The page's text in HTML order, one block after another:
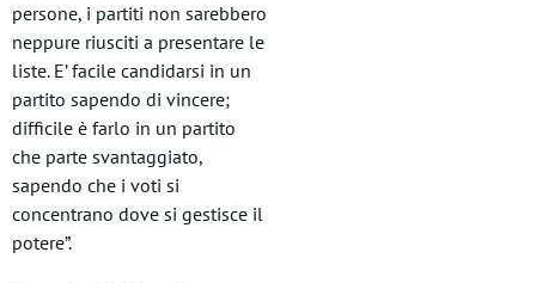
persone, i partiti non sarebbero
neppure riusciti a presentare le
liste. E’ facile candidarsi in un
partito sapendo di vincere;
difficile è farlo in un partito
che parte svantaggiato,
sapendo che i voti si
concentrano dove si gestisce il
potere”.